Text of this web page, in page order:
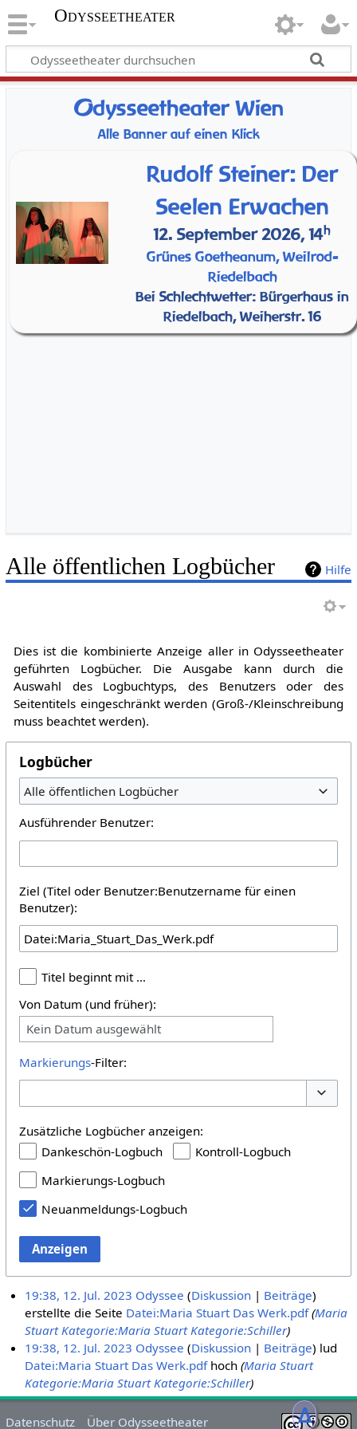
Odysseetheater
Odysseetheater Wien
Alle Banner auf einen Klick
Rudolf Steiner: Der
Seelen Erwachen
12. September 2026, 14h
Grünes Goetheanum, Weilrod-
Riedelbach
Bei Schlechtwetter: Bürgerhaus in
Riedelbach, Weiherstr. 16
ᐃ
Hilfe
Alle öffentlichen Logbücher
Dies ist die kombinierte Anzeige aller in Odysseetheater
geführten Logbücher. Die Ausgabe kann durch die
Auswahl des Logbuchtyps, des Benutzers oder des
Seitentitels eingeschränkt werden (Groß-/Kleinschreibung
muss beachtet werden).
Logbücher
Alle öffentlichen Logbücher
Ausführender Benutzer:
Ziel (Titel oder Benutzer:Benutzername für einen
Benutzer):
Titel beginnt mit …
Von Datum (und früher):
Kein Datum ausgewählt
Markierungs-Filter:
Zusätzliche Logbücher anzeigen:
Dankeschön-Logbuch
Kontroll-Logbuch
Markierungs-Logbuch
Neuanmeldungs-Logbuch
Anzeigen
19:38, 12. Jul. 2023 Odyssee Diskussion
Beiträge
erstellte die Seite Datei:Maria Stuart Das Werk.pdf (Maria
Stuart Kategorie:Maria Stuart Kategorie:Schiller)
19:38, 12. Jul. 2023 Odyssee Diskussion Beiträge lud
Datei:Maria Stuart Das Werk.pdfhoch(Maria Stuart
Kategorie:Maria Stuart Kategorie:Schiller)
Datenschutz Über Odysseetheater